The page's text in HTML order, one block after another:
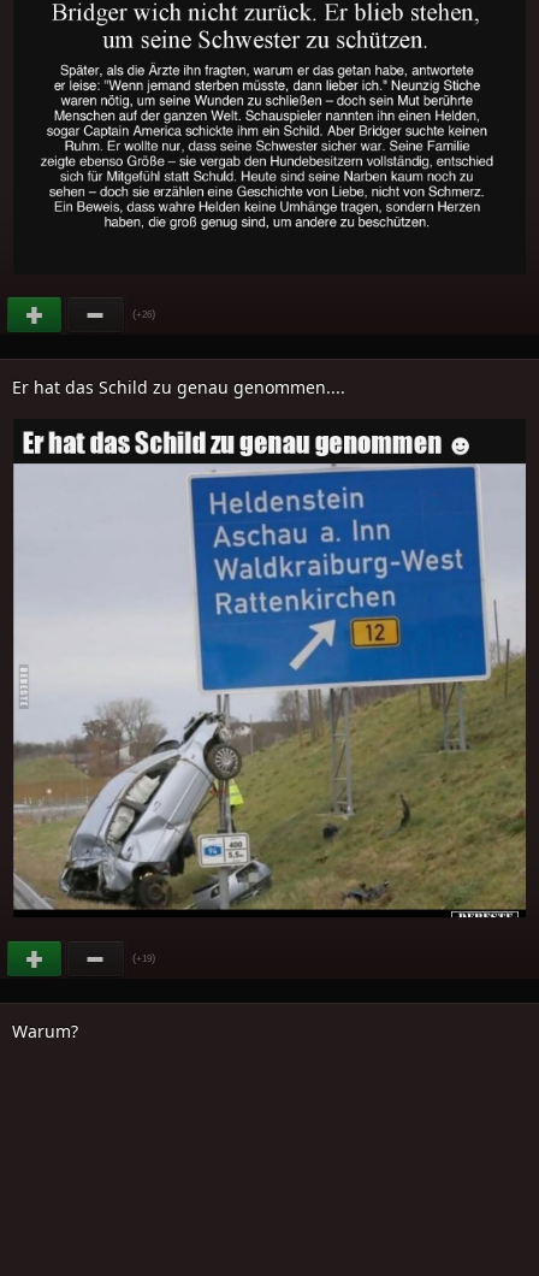
(+26)
Er hat das Schild zu genau genommen....
(+19)
Warum?